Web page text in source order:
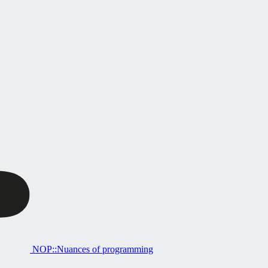
NOP::Nuances of programming